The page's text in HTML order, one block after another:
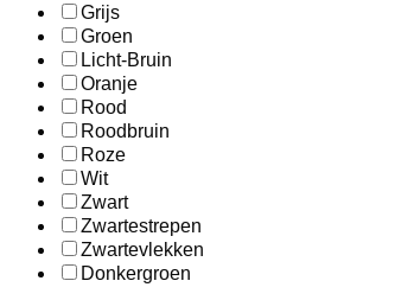
Grijs
Groen
Licht-Bruin
Oranje
Rood
Roodbruin
Roze
Wit
Zwart
Zwartestrepen
Zwartevlekken
Donkergroen